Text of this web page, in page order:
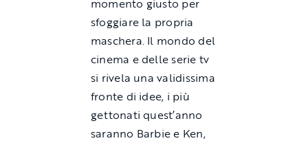
momento giusto per
sfoggiare la propria
maschera. Il mondo del
cinema e delle serie tv
si rivela una validissima
fronte di idee, i più
gettonati quest’anno
saranno Barbie e Ken,